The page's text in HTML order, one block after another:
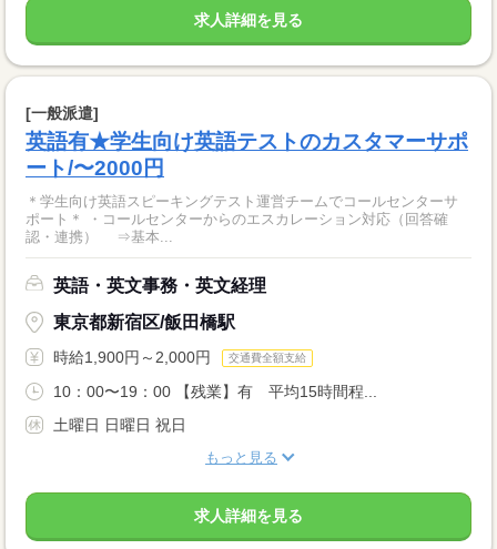
求人詳細を見る
[一般派遣]
英語有★学生向け英語テストのカスタマーサポ
ート/〜2000円
＊学生向け英語スピーキングテスト運営チームでコールセンターサ
ポート＊ ・コールセンターからのエスカレーション対応（回答確
認・連携） ⇒基本...
英語・英文事務・英文経理
東京都新宿区/飯田橋駅
時給1,900円～2,000円 交通費全額支給
10：00〜19：00 【残業】有 平均15時間程...
土曜日 日曜日 祝日
もっと見る
求人詳細を見る